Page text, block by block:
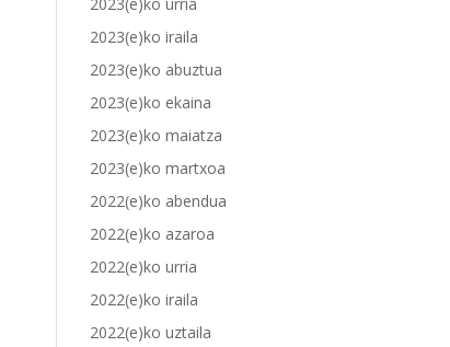
2023(e)ko iraila
2023(e)ko abuztua
2023(e)ko ekaina
2023(e)ko maiatza
2023(e)ko martxoa
2022(e)ko abendua
2022(e)ko azaroa
2022(e)ko urria
2022(e)ko iraila
2022(e)ko uztaila